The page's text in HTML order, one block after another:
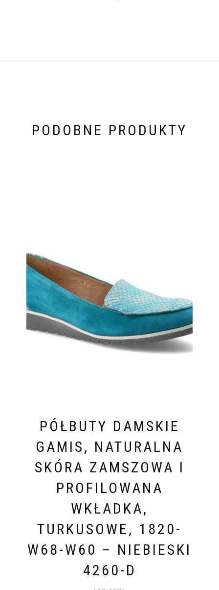
PODOBNE PRODUKTY
PÓŁBUTY DAMSKIE
GAMIS, NATURALNA
SKÓRA ZAMSZOWA I
PROFILOWANA
WKŁADKA,
TURKUSOWE, 1820-
W68-W60 – NIEBIESKI
4260-D